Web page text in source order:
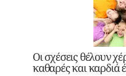
Οι σχέσεις θέλουν
καθαρές και καρδιά